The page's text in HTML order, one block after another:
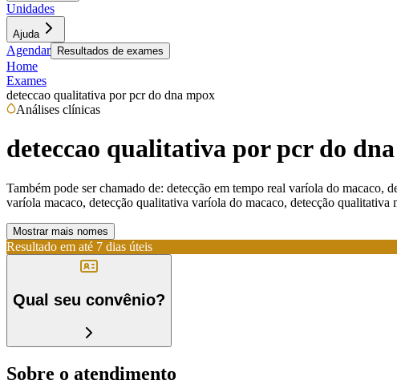
Unidades
Ajuda
Agendar Resultados de exames
Home
Exames
deteccao qualitativa por pcr do dna mpox
Análises clínicas
deteccao qualitativa por pcr do
Também pode ser chamado de: detecção em tempo real varíola do macaco,
varíola macaco, detecção qualitativa varíola do macaco, detecção
Mostrar mais nomes
Resultado em até 7 dias úteis
Qual seu convênio?
Sobre o atendimento